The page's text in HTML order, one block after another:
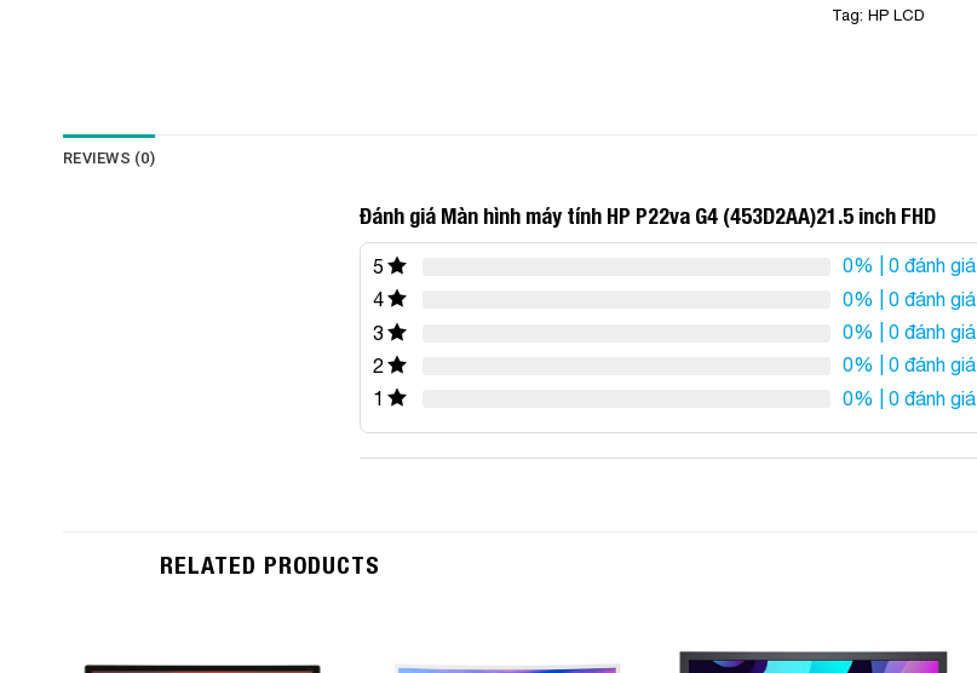
Tag: HP LCD
REVIEWS (0)
Đánh giá Màn hình máy tính HP P22va G4 (453D2AA)21.5 inch FHD
5 0% | 0 đánh giá
4
0% | 0 đánh giá
3
0% | 0 đánh giá
2
0% | 0 đánh giá
1
0% | 0 đánh giá
RELATED PRODUCTS